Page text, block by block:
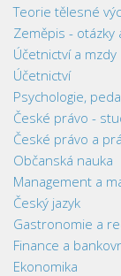
Teorie tělesné
Zeměpis - otázky
Účetnictví a mzdy
Účetnictví
Psychologie,
České právo -
České právo a
Občanská nauka
Management a
Český jazyk
Gastronomie a
Finance a
Ekonomika